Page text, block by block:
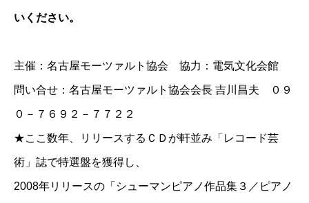
いください。
主催：名古屋モーツァルト協会 協力：電気文化会館
問い合せ：名古屋モーツァルト協会会長 吉川昌夫 ０９
０－７６９２－７７２２
★ここ数年、リリースするＣＤが軒並み「レコード芸
術」誌で特選盤を獲得し、
2008年リリースの「シューマンピアノ作品集３／ピアノ